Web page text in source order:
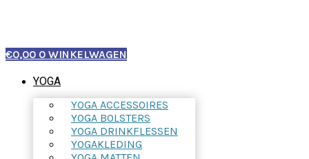
€0,00 0 WINKELWAGEN
YOGA
YOGA ACCESSOIRES
YOGA BOLSTERS
YOGA DRINKFLESSEN
YOGAKLEDING